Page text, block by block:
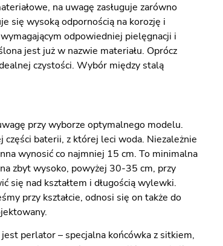
na uwagę zasługuje zarówno
się wysoką odpornością na korozję i
odpowiedniej pielęgnacji i
jest już w nazwie materiału. Oprócz
czystości. Wybór między stalą
przy wyborze optymalnego modelu.
baterii, z której leci woda. Niezależnie
wynosić co najmniej 15 cm. To minimalna
zbyt wysoko, powyżej 30-35 cm, przy
się nad kształtem i długością wylewki.
przy kształcie, odnosi się on także do
perlator – specjalna końcówka z sitkiem,